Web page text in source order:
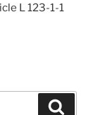
L 123-1-1